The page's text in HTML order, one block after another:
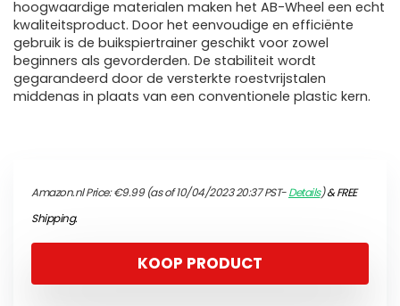
hoogwaardige materialen maken het AB-Wheel een echt
kwaliteitsproduct. Door het eenvoudige en efficiënte
gebruik is de buikspiertrainer geschikt voor zowel
beginners als gevorderden. De stabiliteit wordt
gegarandeerd door de versterkte roestvrijstalen
middenas in plaats van een conventionele plastic kern.
Amazon.nl Price:€9.99(as of 10/04/2023 20:37 PST-Details)&FREE
Shipping.
KOOP PRODUCT